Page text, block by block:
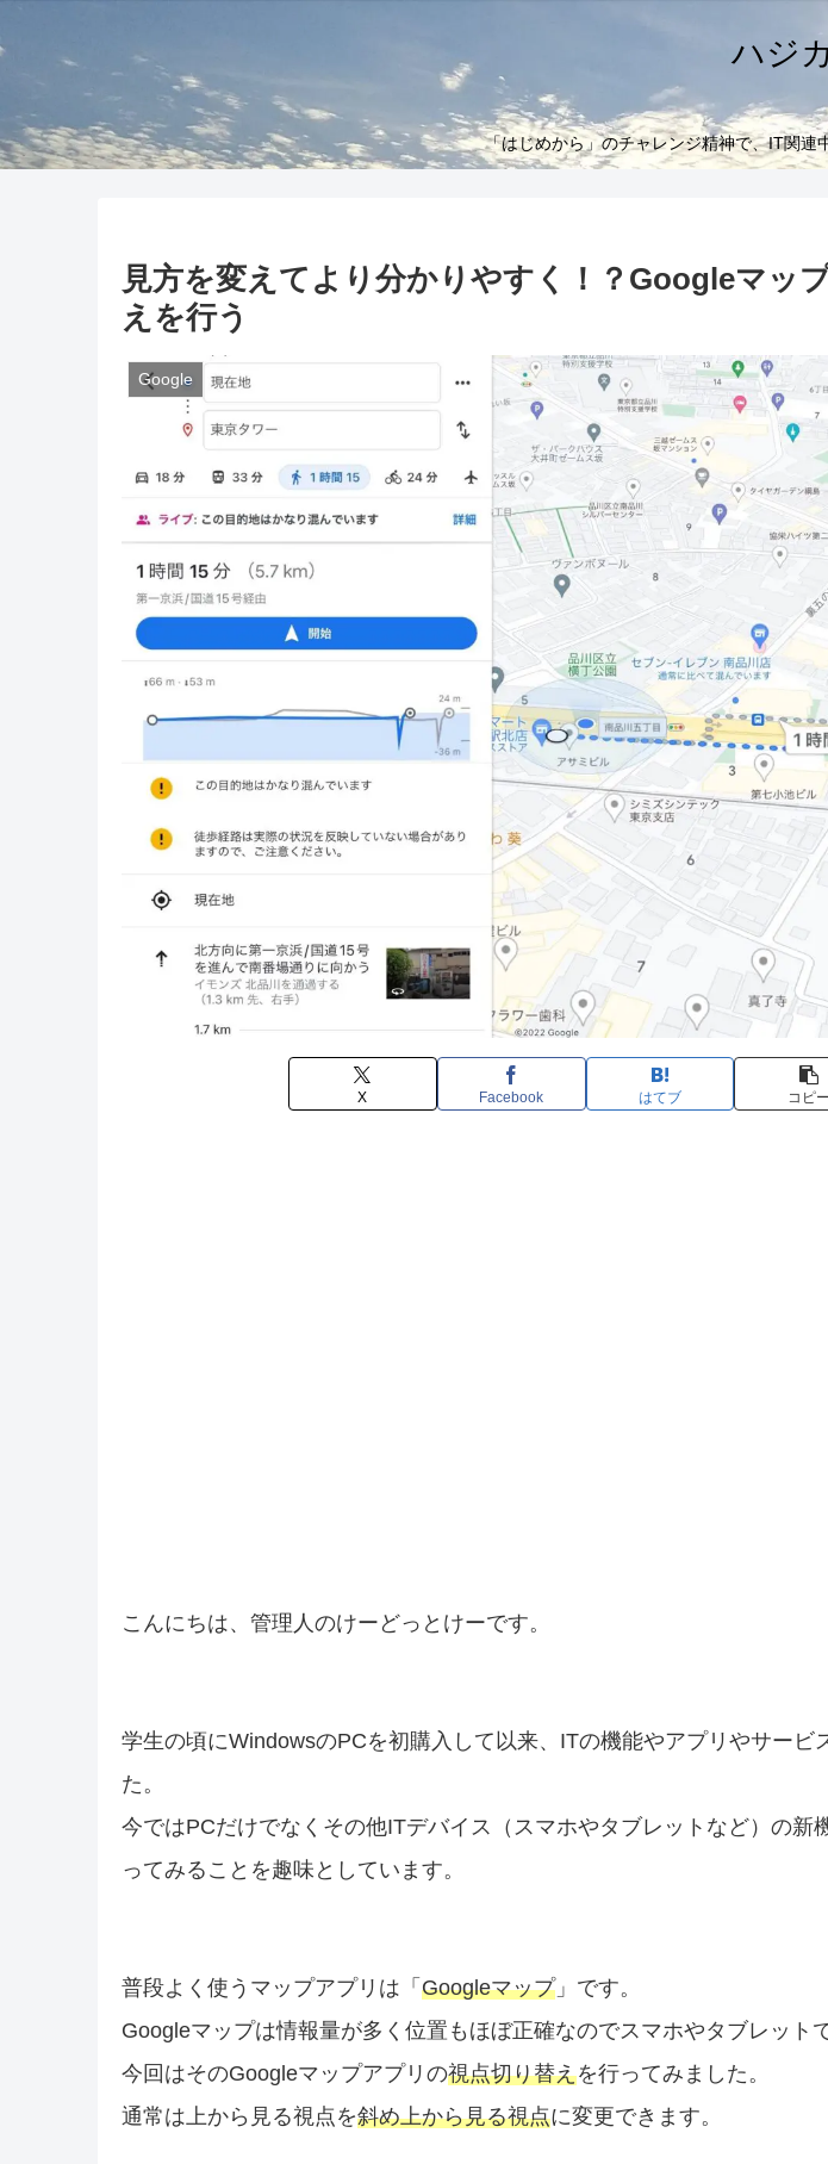
ハジ
「はじめから」のチャレンジ精神で、IT関連
見方を変えてより分かりやすく！？Googleマッ
えを行う
Google
X Facebook はてブ コピー
こんにちは、管理人のけーどっとけーです。
学生の頃にWindowsのPCを初購入して以来、ITの機能やアプリやサービ
た。
今ではPCだけでなくその他ITデバイス（スマホやタブレットなど）の新
ってみることを趣味としています。
普段よく使うマップアプリは「 Googleマップ」です。
Googleマップは情報量が多く位置もほぼ正確なのでスマホやタブレット
今回はそのGoogleマップアプリの視点切り替えを行ってみました。
通常は上から見る視点を斜め上から見る視点に変更できます。